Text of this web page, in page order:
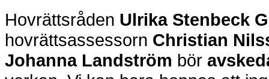
Hovrättsråden Ulrika Stenbeck
hovrättsassessorn Christian
Johanna Landström bör